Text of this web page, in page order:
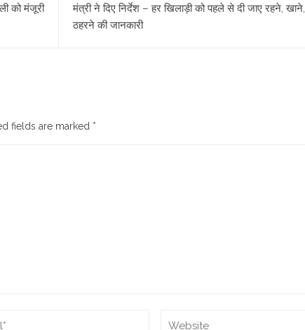
को मंजूरी
मंत्री ने दिए निर्देश – हर खिलाड़ी को पहले से दी जाए रहने, खाने,
ठहरने की जानकारी
fields are marked *